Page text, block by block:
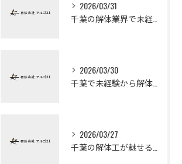
2026/03/31
2026/03/30
2026/03/27